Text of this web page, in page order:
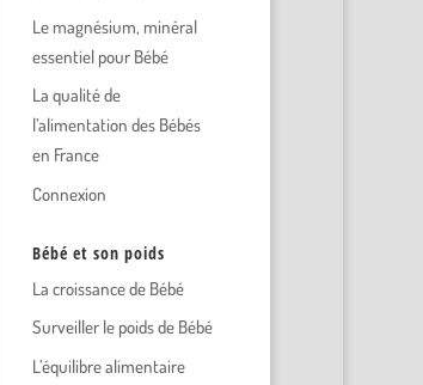
Le magnésium, minéral
essentiel pour Bébé
La qualité de
l’alimentation des Bébés
en France
Connexion
Bébé et son poids
La croissance de Bébé
Surveiller le poids de Bébé
L’équilibre alimentaire